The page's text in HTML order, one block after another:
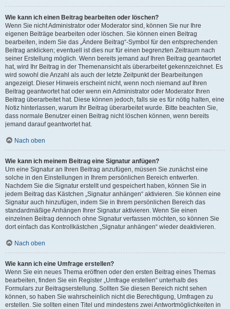
Wie kann ich einen Beitrag bearbeiten oder löschen?
Wenn Sie nicht Administrator oder Moderator sind, können Sie nur Ihre
eigenen Beiträge bearbeiten oder löschen. Sie können einen Beitrag
bearbeiten, indem Sie das „Ändere Beitrag“-Symbol für den entsprechenden
Beitrag anklicken; eventuell ist dies nur für einen begrenzten Zeitraum nach
seiner Erstellung möglich. Wenn bereits jemand auf Ihren Beitrag geantwortet
hat, wird Ihr Beitrag in der Themenansicht als überarbeitet gekennzeichnet. Es
wird sowohl die Anzahl als auch der letzte Zeitpunkt der Bearbeitungen
angezeigt. Dieser Hinweis erscheint nicht, wenn noch niemand auf Ihren
Beitrag geantwortet hat oder wenn ein Administrator oder Moderator Ihren
Beitrag überarbeitet hat. Diese können jedoch, falls sie es für nötig halten, eine
Notiz hinterlassen, warum Ihr Beitrag überarbeitet wurde. Bitte beachten Sie,
dass normale Benutzer einen Beitrag nicht löschen können, wenn bereits
jemand darauf geantwortet hat.
Nach oben
Wie kann ich meinem Beitrag eine Signatur anfügen?
Um eine Signatur an Ihren Beitrag anzufügen, müssen Sie zunächst eine
solche in den Einstellungen in Ihrem persönlichen Bereich entwerfen.
Nachdem Sie die Signatur erstellt und gespeichert haben, können Sie in
jedem Beitrag das Kästchen „Signatur anhängen“ aktivieren. Sie können eine
Signatur auch hinzufügen, indem Sie in Ihrem persönlichen Bereich das
standardmäßige Anhängen Ihrer Signatur aktivieren. Wenn Sie einen
einzelnen Beitrag dennoch ohne Signatur verfassen möchten, so können Sie
dort einfach das Kontrollkästchen „Signatur anhängen“ wieder deaktivieren.
Nach oben
Wie kann ich eine Umfrage erstellen?
Wenn Sie ein neues Thema eröffnen oder den ersten Beitrag eines Themas
bearbeiten, finden Sie ein Register „Umfrage erstellen“ unterhalb des
Formulars zur Beitragserstellung. Sollten Sie diesen Bereich nicht sehen
können, so haben Sie wahrscheinlich nicht die Berechtigung, Umfragen zu
erstellen. Sie sollten einen Titel und mindestens zwei Antwortmöglichkeiten in